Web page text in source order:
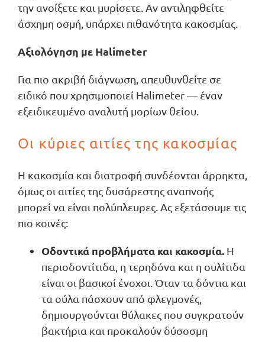
την ανοίξετε και μυρίσετε. Αν αντιληφθείτε
άσχημη οσμή, υπάρχει πιθανότητα κακοσμίας.
Αξιολόγηση με Halimeter
Για πιο ακριβή διάγνωση, απευθυνθείτε σε
ειδικό που χρησιμοποιεί Halimeter — έναν
εξειδικευμένο αναλυτή μορίων θείου.
Οι κύριες αιτίες της κακοσμίας
Η κακοσμία και διατροφή συνδέονται άρρηκτα,
όμως οι αιτίες της δυσάρεστης αναπνοής
μπορεί να είναι πολύπλευρες. Ας εξετάσουμε τις
πιο κοινές:
Οδοντικά προβλήματα και κακοσμία.Η
περιοδοντίτιδα, η τερηδόνα και η ουλίτιδα
είναι οι βασικοί ένοχοι. Όταν τα δόντια και
τα ούλα πάσχουν από φλεγμονές,
δημιουργούνται θύλακες που συγκρατούν
βακτήρια και προκαλούν δύσοσμη